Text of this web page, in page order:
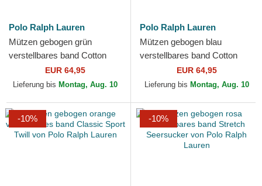
Polo Ralph Lauren
Mützen gebogen grün
verstellbares band Cotton
Chino Classic Sport von Polo
Ralph Lauren
EUR 64,95
Lieferung bis Montag, Aug. 10
Polo Ralph Lauren
Mützen gebogen blau
verstellbares band Cotton
Chino Classic Sport von Polo
Ralph Lauren
EUR 64,95
Lieferung bis Montag, Aug. 10
-10% -10%